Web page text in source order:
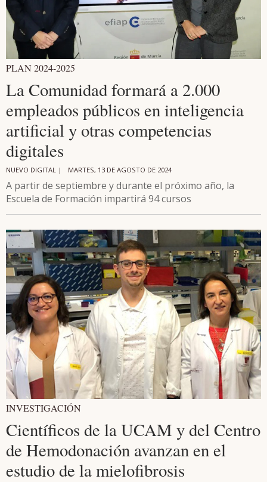
PLAN 2024-2025
La Comunidad formará a 2.000
empleados públicos en inteligencia
artificial y otras competencias
digitales
NUEVO DIGITAL | MARTES, 13 DE AGOSTO DE 2024
A partir de septiembre y durante el próximo año, la
Escuela de Formación impartirá 94 cursos
INVESTIGACIÓN
Científicos de la UCAM y del Centro
de Hemodonación avanzan en el
estudio de la mielofibrosis